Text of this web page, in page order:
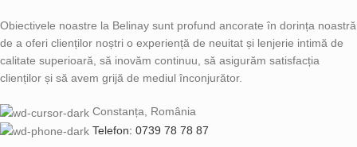
Obiectivele noastre la Belinay sunt profund ancorate în dorința noastră
de a oferi clienților noștri o experiență de neuitat și lenjerie intimă de
calitate superioară, să inovăm continuu, să asigurăm satisfacția
clienților și să avem grijă de mediul înconjurător.
Constanța, România
Telefon: 0739 78 78 87